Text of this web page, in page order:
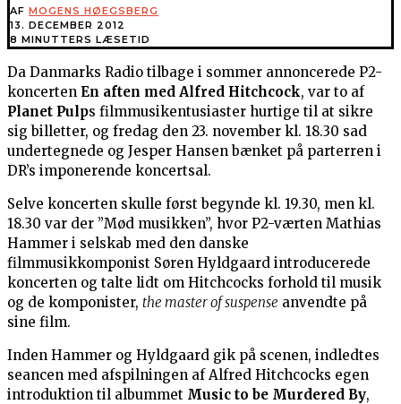
AF MOGENS HØEGSBERG
13. DECEMBER 2012
8 MINUTTERS LÆSETID
Da Danmarks Radio tilbage i sommer annoncerede P2-
koncerten En aften med Alfred Hitchcock, var to af
Planet Pulps filmmusikentusiaster hurtige til at sikre
sig billetter, og fredag den 23. november kl. 18.30 sad
undertegnede og Jesper Hansen bænket på parterren i
DR’s imponerende koncertsal.
Selve koncerten skulle først begynde kl. 19.30, men kl.
18.30 var der ”Mød musikken”, hvor P2-værten Mathias
Hammer i selskab med den danske
filmmusikkomponist Søren Hyldgaard introducerede
koncerten og talte lidt om Hitchcocks forhold til musik
og de komponister, the master of suspense anvendte på
sine film.
Inden Hammer og Hyldgaard gik på scenen, indledtes
seancen med afspilningen af Alfred Hitchcocks egen
introduktion til albummet Music to be Murdered By,